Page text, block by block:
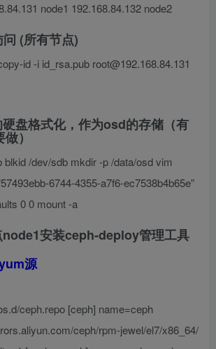
node1 192.168.84.132 node2
(所有节点)
id -i id_rsa.pub root@192.168.84.131
盘格式化，作为osd的存储（有
）
/dev/sdb mkdir -p /data/osd vim
6744-4355-a7f6-ec7538b4b65e”
0 0 mount -a
node1安装ceph-deploy管理工具
源
ceph.repo [ceph] name=ceph
ceph/rpm-jewel/el7/x86_64/